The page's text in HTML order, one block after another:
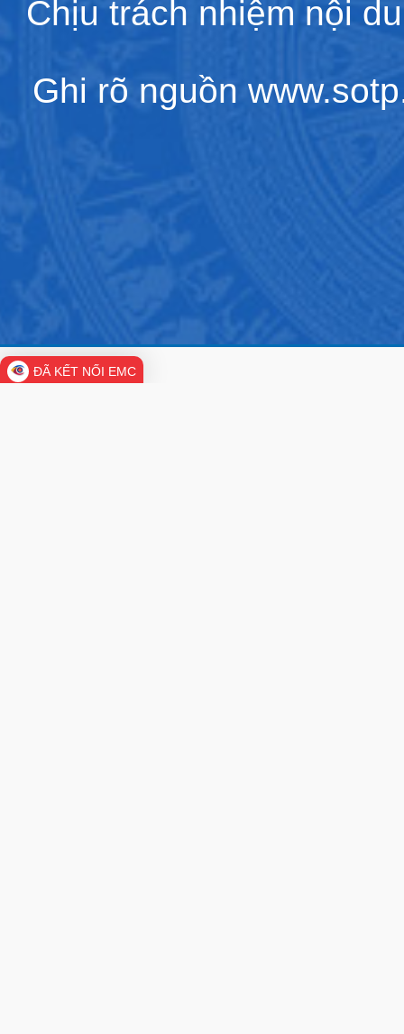
Chịu trách nhiệm nội
Ghi rõ nguồn
ĐÃ KẾT NỐI EMC